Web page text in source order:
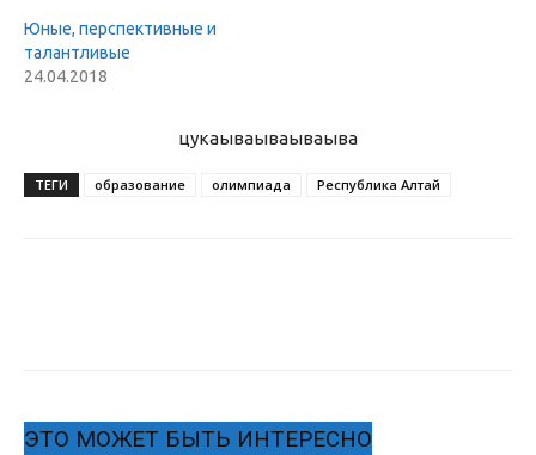
Юные, перспективные и
талантливые
24.04.2018
цукаываываываыва
ТЕГИ образование олимпиада Республика Алтай
ЭТО МОЖЕТ БЫТЬ ИНТЕРЕСНО